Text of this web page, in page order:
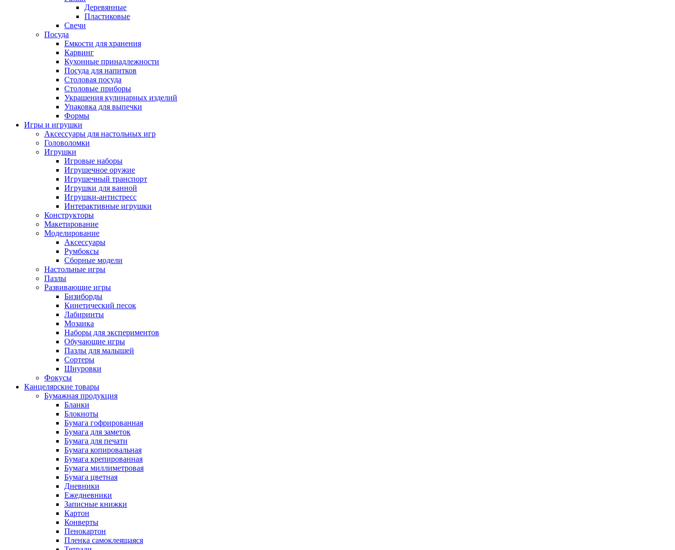
Деревянные
Пластиковые
Свечи
Посуда
Емкости для хранения
Карвинг
Кухонные принадлежности
Посуда для напитков
Столовая посуда
Столовые приборы
Украшения кулинарных изделий
Упаковка для выпечки
Формы
Игры и игрушки
Аксессуары для настольных игр
Головоломки
Игрушки
Игровые наборы
Игрушечное оружие
Игрушечный транспорт
Игрушки для ванной
Игрушки-антистресс
Интерактивные игрушки
Конструкторы
Макетирование
Моделирование
Аксессуары
Румбоксы
Сборные модели
Настольные игры
Пазлы
Развивающие игры
Бизиборды
Кинетический песок
Лабиринты
Мозаика
Наборы для экспериментов
Обучающие игры
Пазлы для малышей
Сортеры
Шнуровки
Фокусы
Канцелярские товары
Бумажная продукция
Бланки
Блокноты
Бумага гофрированная
Бумага для заметок
Бумага для печати
Бумага копировальная
Бумага крепированная
Бумага миллиметровая
Бумага цветная
Дневники
Ежедневники
Записные книжки
Картон
Конверты
Пенокартон
Пленка самоклеящаяся